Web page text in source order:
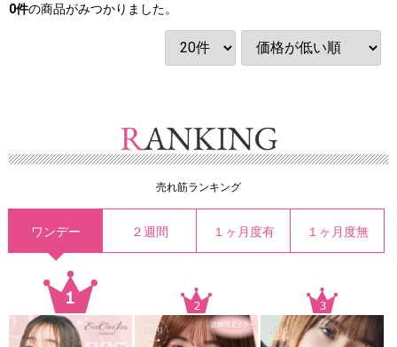
0件の商品がみつかりました。
売れ筋ランキング
ワンデー ２週間 １ヶ月度有 １ヶ月度無